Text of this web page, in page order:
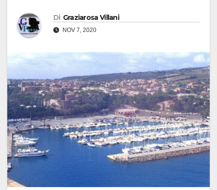
Di Graziarosa Villani
NOV 7, 2020